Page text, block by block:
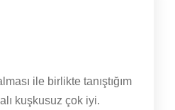
ile birlikte tanıştığım
kuşkusuz çok iyi.